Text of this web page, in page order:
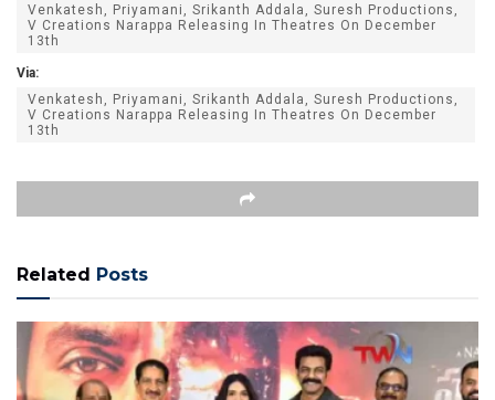
Venkatesh, Priyamani, Srikanth Addala, Suresh Productions,
V Creations Narappa Releasing In Theatres On December
13th
Via:
Venkatesh, Priyamani, Srikanth Addala, Suresh Productions,
V Creations Narappa Releasing In Theatres On December
13th
Related Posts